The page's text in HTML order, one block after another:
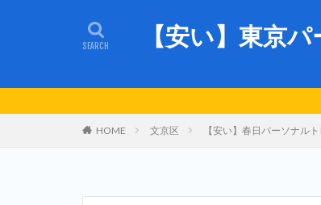
【安い】東京
HOME 文京区 【安い】春日パーソナル